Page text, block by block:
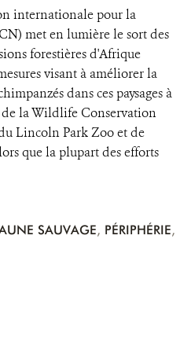
internationale pour la
met en lumière le sort des
forestières d'Afrique
visant à améliorer la
dans ces paysages à
de la Wildlife Conservation
Lincoln Park Zoo et de
que la plupart des efforts
SAUVAGE, PÉRIPHÉRIE,